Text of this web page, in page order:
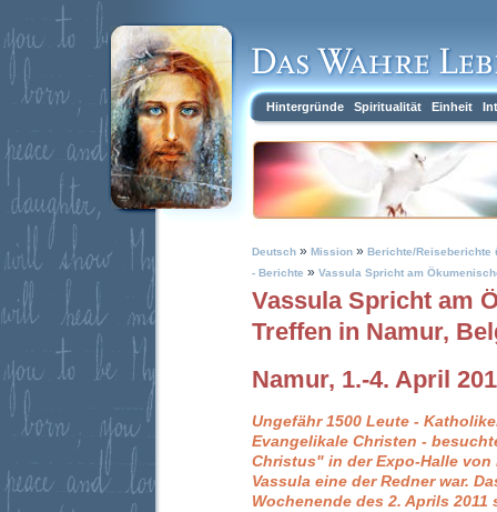
Hintergründe Spiritualität Einheit
Deutsch » Mission » Berichte/Reiseberichte
- Berichte » Vassula Spricht am
Vassula Spricht am
Treffen in Namur,
Namur, 1.-4. April
Ungefähr 1500 Leute -
Evangelikale Christen -
Christus" in der Expo-Halle von
Vassula eine der Redner war.
Wochenende des 2. Aprils 2011